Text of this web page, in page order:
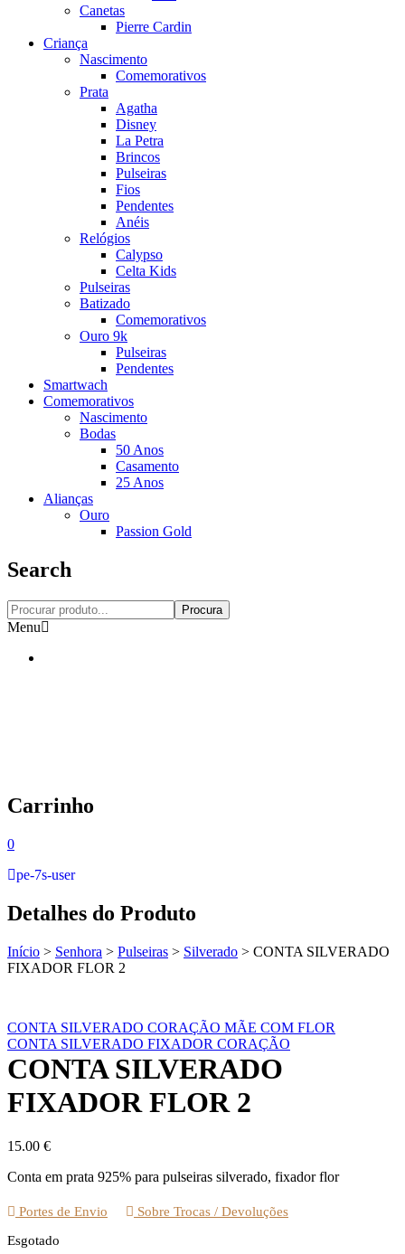
Canetas
Pierre Cardin
Criança
Nascimento
Comemorativos
Prata
Agatha
Disney
La Petra
Brincos
Pulseiras
Fios
Pendentes
Anéis
Relógios
Calypso
Celta Kids
Pulseiras
Batizado
Comemorativos
Ouro 9k
Pulseiras
Pendentes
Smartwach
Comemorativos
Nascimento
Bodas
50 Anos
Casamento
25 Anos
Alianças
Ouro
Passion Gold
Search
Procura
Menu
Carrinho
0
pe-7s-user
Detalhes do Produto
Início > Senhora > Pulseiras > Silverado > CONTA SILVERADO
FIXADOR FLOR 2
CONTA SILVERADO CORAÇÃO MÃE COM FLOR
CONTA SILVERADO FIXADOR CORAÇÃO
CONTA SILVERADO
FIXADOR FLOR 2
15.00 €
Conta em prata 925% para pulseiras silverado, fixador flor
Portes de Envio
Sobre Trocas / Devoluções
Esgotado